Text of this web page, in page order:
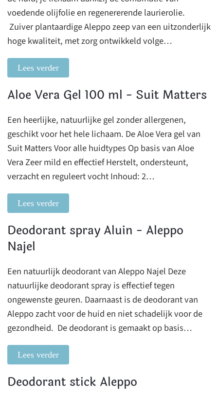
voedende olijfolie en regenererende laurierolie.
Zuiver plantaardige Aleppo zeep van een uitzonderlijk
hoge kwaliteit, met zorg ontwikkeld volge…
Lees verder
Aloe Vera Gel 100 ml - Suit Matters
Een heerlijke, natuurlijke gel zonder allergenen,
geschikt voor het hele lichaam. De Aloe Vera gel van
Suit Matters Voor alle huidtypes Op basis van Aloe
Vera Zeer mild en effectief Herstelt, ondersteunt,
verzacht en reguleert vocht Inhoud: 2…
Lees verder
Deodorant spray Aluin - Aleppo
Najel
Een natuurlijk deodorant van Aleppo Najel Deze
natuurlijke deodorant spray is effectief tegen
ongewenste geuren. Daarnaast is de deodorant van
Aleppo zacht voor de huid en niet schadelijk voor de
gezondheid. De deodorant is gemaakt op basis…
Lees verder
Deodorant stick Aleppo